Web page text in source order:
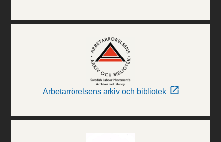
Arbetarrörelsens arkiv och bibliotek